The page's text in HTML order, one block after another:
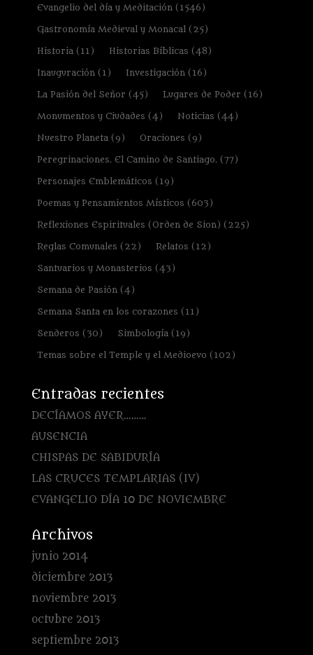
Evangelio del día y Meditación(1546)
Gastronomía Medieval y Monacal(25)
Historia(11) Historias Bíblicas (48)
Inauguración(1) Investigación(16)
La Pasión del Señor (45) Lugares de Poder (16)
Monumentos y Ciudades (4) Noticias (44)
Nuestro Planeta(9) Oraciones (9)
Peregrinaciones. El Camino de Santiago.(77)
Personajes Emblemáticos (19)
Poemas y Pensamientos Místicos (603)
Reflexiones Espirituales (Orden de Sion) (225)
Reglas Comunales (22) Relatos (12)
Santuarios y Monasterios (43)
Semana de Pasión(4)
Semana Santa en los corazones (11)
Senderos (30) Simbología(19)
Temas sobre el Temple y el Medioevo (102)
Entradas recientes
DECÍAMOS AYER………
AUSENCIA
CHISPAS DE SABIDURÍA
LAS CRUCES TEMPLARIAS (IV)
EVANGELIO DÍA 10 DE NOVIEMBRE
Archivos
junio 2014
diciembre 2013
noviembre 2013
octubre 2013
septiembre 2013